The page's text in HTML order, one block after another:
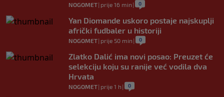
NOGOMET| prije 16 min | 0
Yan Diomande uskoro postaje najskuplji
afrički fudbaler u historiji
NOGOMET| prije 50 min | 0
Zlatko Dalić ima novi posao: Preuzet će
selekciju koju su ranije već vodila dva
Hrvata
NOGOMET| prije 1 h | 0